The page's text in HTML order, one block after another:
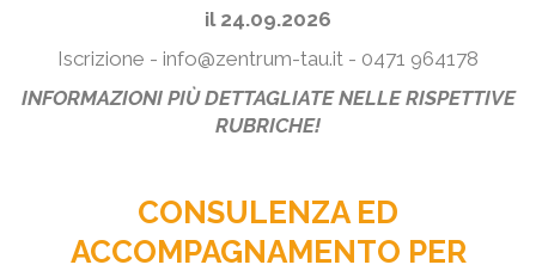
il 24.09.2026
Iscrizione - info@zentrum-tau.it - 0471 964178
INFORMAZIONI PIÙ DETTAGLIATE NELLE RISPETTIVE
RUBRICHE!
CONSULENZA ED
ACCOMPAGNAMENTO PER